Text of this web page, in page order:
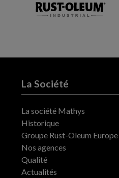
La Société
La société Mathys
Historique
Groupe Rust-Oleum Europe
Nos agences
Qualité
Actualités